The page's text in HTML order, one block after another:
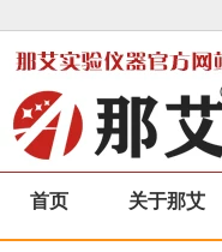
首页 关于那艾